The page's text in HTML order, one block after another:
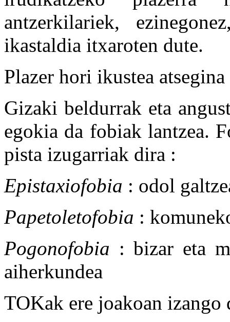
antzerkilariek,
ikastaldia itxaroten dute.
Plazer hori ikustea atsegina
Gizaki beldurrak eta
egokia da fobiak lantzea.
pista izugarriak dira :
Epistaxiofobia : odol
Papetoletofobia :
Pogonofobia : bizar eta
aiherkundea
TOKak ere joakoan izango